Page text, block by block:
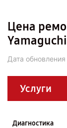
Цена
Дата
Услуги
Диагностика